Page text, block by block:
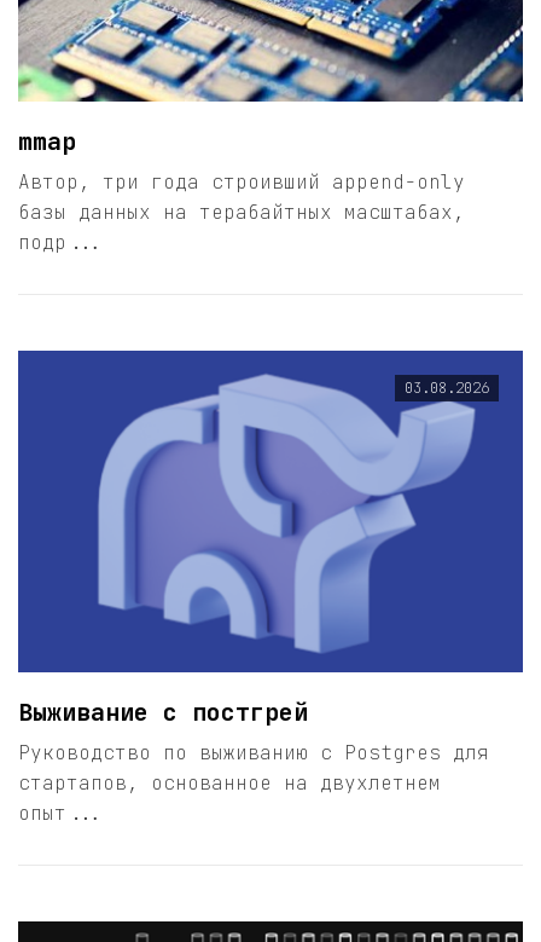
mmap
Автор, три года строивший append-only
базы данных на терабайтных масштабах,
подр...
03.08.2026
Выживание с постгрей
Руководство по выживанию с Postgres для
стартапов, основанное на двухлетнем
опыт...